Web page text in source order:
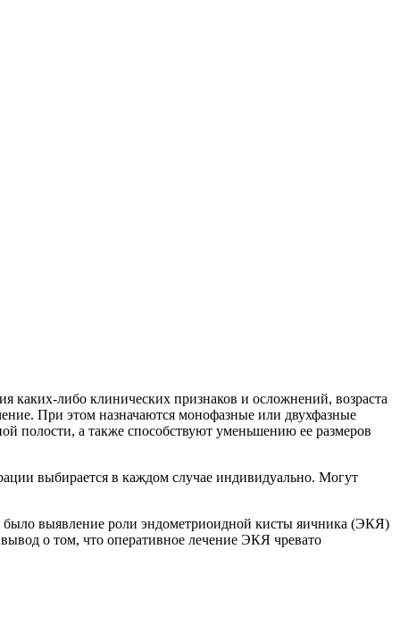
каких-либо клинических признаков и осложнений, возраста
При этом назначаются монофазные или двухфазные
полости, а также способствуют уменьшению ее размеров
выбирается в каждом случае индивидуально. Могут
было выявление роли эндометриоидной кисты яичника (ЭКЯ)
о том, что оперативное лечение ЭКЯ чревато